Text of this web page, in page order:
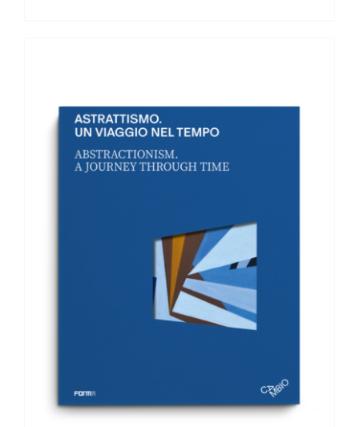
AGGIUNGI AL CARRELLO DETTAGLI